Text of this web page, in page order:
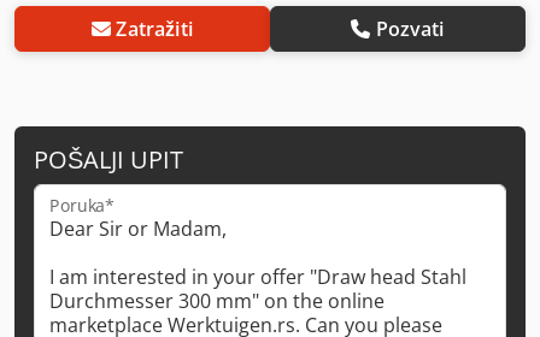
Zatražiti Pozvati
POŠALJI UPIT
Poruka*